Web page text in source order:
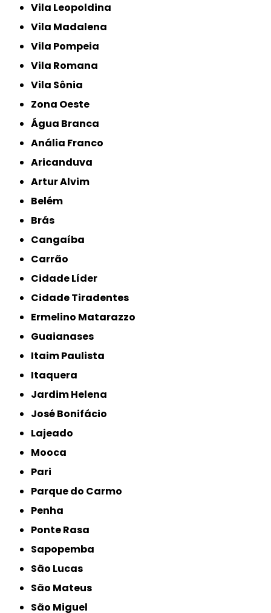
Vila Leopoldina
Vila Madalena
Vila Pompeia
Vila Romana
Vila Sônia
Zona Oeste
Água Branca
Anália Franco
Aricanduva
Artur Alvim
Belém
Brás
Cangaíba
Carrão
Cidade Líder
Cidade Tiradentes
Ermelino Matarazzo
Guaianases
Itaim Paulista
Itaquera
Jardim Helena
José Bonifácio
Lajeado
Mooca
Pari
Parque do Carmo
Penha
Ponte Rasa
Sapopemba
São Lucas
São Mateus
São Miguel